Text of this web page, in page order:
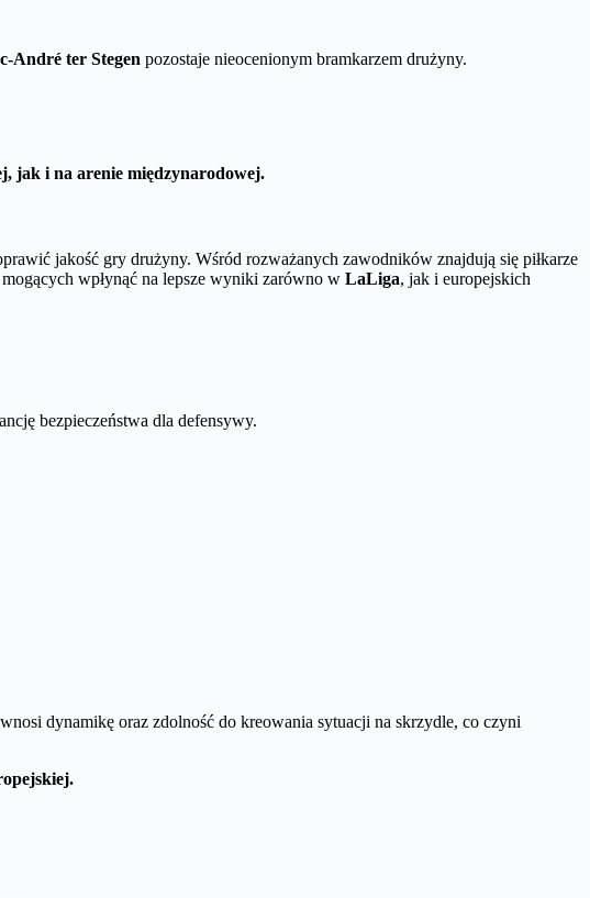
André ter Stegen pozostaje nieocenionym bramkarzem drużyny.
jak i na arenie międzynarodowej.
jakość gry drużyny. Wśród rozważanych zawodników znajdują się piłkarze
wpłynąć na lepsze wyniki zarówno w LaLiga, jak i europejskich
bezpieczeństwa dla defensywy.
wnosi dynamikę oraz zdolność do kreowania sytuacji na skrzydle, co czyni